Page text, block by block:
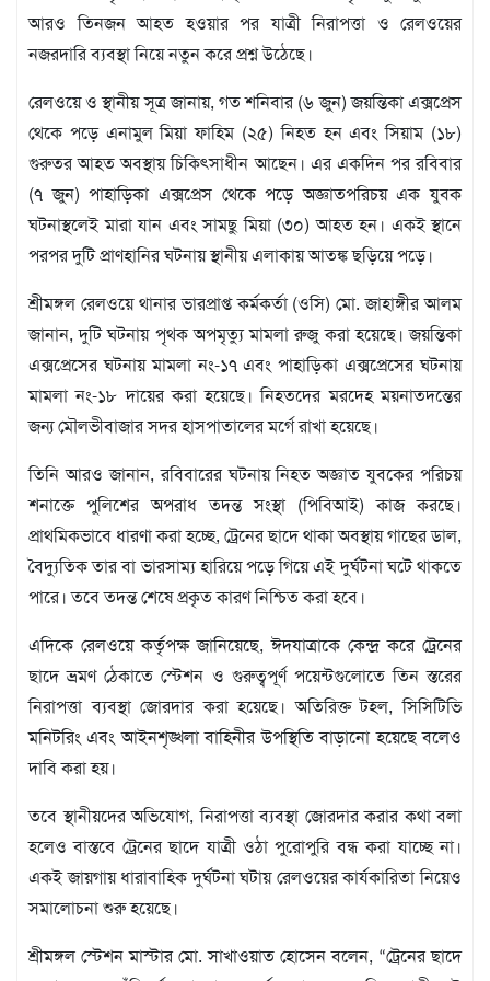
শিল্প
সাহিত্য
আদালত
অর্থনীতি
স্বাস্থ্য
পর্যটন
লাইফস্টাইল
ফটো
প্রবাস
শিক্ষা
ও
ধর্ম
সংবাদ
বিজ্ঞপ্তি
চাকুরী
আবহাওয়া
আরও তিনজন আহত হওয়ার পর যাত্রী নিরাপত্তা ও রেলওয়ের
নজরদারি ব্যবস্থা নিয়ে নতুন করে প্রশ্ন উঠেছে।
রেলওয়ে ও স্থানীয় সূত্র জানায়, গত শনিবার (৬ জুন) জয়ন্তিকা এক্সপ্রেস
থেকে পড়ে এনামুল মিয়া ফাহিম (২৫) নিহত হন এবং সিয়াম (১৮)
গুরুতর আহত অবস্থায় চিকিৎসাধীন আছেন। এর একদিন পর রবিবার
(৭ জুন) পাহাড়িকা এক্সপ্রেস থেকে পড়ে অজ্ঞাতপরিচয় এক যুবক
ঘটনাস্থলেই মারা যান এবং সামছু মিয়া (৩০) আহত হন। একই স্থানে
পরপর দুটি প্রাণহানির ঘটনায় স্থানীয় এলাকায় আতঙ্ক ছড়িয়ে পড়ে।
শ্রীমঙ্গল রেলওয়ে থানার ভারপ্রাপ্ত কর্মকর্তা (ওসি) মো. জাহাঙ্গীর আলম
জানান, দুটি ঘটনায় পৃথক অপমৃত্যু মামলা রুজু করা হয়েছে। জয়ন্তিকা
এক্সপ্রেসের ঘটনায় মামলা নং-১৭ এবং পাহাড়িকা এক্সপ্রেসের ঘটনায়
মামলা নং-১৮ দায়ের করা হয়েছে। নিহতদের মরদেহ ময়নাতদন্তের
জন্য মৌলভীবাজার সদর হাসপাতালের মর্গে রাখা হয়েছে।
তিনি আরও জানান, রবিবারের ঘটনায় নিহত অজ্ঞাত যুবকের পরিচয়
শনাক্তে পুলিশের অপরাধ তদন্ত সংস্থা (পিবিআই) কাজ করছে।
প্রাথমিকভাবে ধারণা করা হচ্ছে, ট্রেনের ছাদে থাকা অবস্থায় গাছের ডাল,
বৈদ্যুতিক তার বা ভারসাম্য হারিয়ে পড়ে গিয়ে এই দুর্ঘটনা ঘটে থাকতে
পারে। তবে তদন্ত শেষে প্রকৃত কারণ নিশ্চিত করা হবে।
এদিকে রেলওয়ে কর্তৃপক্ষ জানিয়েছে, ঈদযাত্রাকে কেন্দ্র করে ট্রেনের
ছাদে ভ্রমণ ঠেকাতে স্টেশন ও গুরুত্বপূর্ণ পয়েন্টগুলোতে তিন স্তরের
নিরাপত্তা ব্যবস্থা জোরদার করা হয়েছে। অতিরিক্ত টহল, সিসিটিভি
মনিটরিং এবং আইনশৃঙ্খলা বাহিনীর উপস্থিতি বাড়ানো হয়েছে বলেও
দাবি করা হয়।
তবে স্থানীয়দের অভিযোগ, নিরাপত্তা ব্যবস্থা জোরদার করার কথা বলা
হলেও বাস্তবে ট্রেনের ছাদে যাত্রী ওঠা পুরোপুরি বন্ধ করা যাচ্ছে না।
একই জায়গায় ধারাবাহিক দুর্ঘটনা ঘটায় রেলওয়ের কার্যকারিতা নিয়েও
সমালোচনা শুরু হয়েছে।
শ্রীমঙ্গল স্টেশন মাস্টার মো. সাখাওয়াত হোসেন বলেন, “ট্রেনের ছাদে